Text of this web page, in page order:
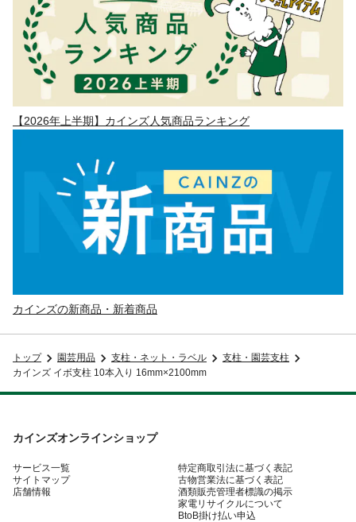
【2026年上半期】カインズ人気商品ランキング
カインズの新商品・新着商品
トップ 園芸用品 支柱・ネット・ラベル
支柱・園芸支柱
カインズ イボ支柱 10本入り 16mm×2100mm
カインズオンラインショップ
サービス一覧
サイトマップ
店舗情報
特定商取引法に基づく表記
古物営業法に基づく表記
酒類販売管理者標識の掲示
家電リサイクルについて
BtoB掛け払い申込